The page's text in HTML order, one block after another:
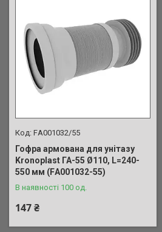
FА001032/55
Гофра армована для унітазу
Kronoplast ГА-55 Ø110, L=240-
550 мм (FА001032-55)
В наявності 100 од.
147 ₴